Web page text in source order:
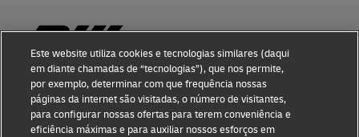
Conhecimento de fraude
Notificação judicial
Este website utiliza cookies e tecnologias similares (daqui
em diante chamadas de “tecnologias”), que nos permite,
por exemplo, determinar com que frequência nossas
páginas da internet são visitadas, o número de visitantes,
para configurar nossas ofertas para terem conveniência e
eficiência máximas e para auxiliar nossos esforços em